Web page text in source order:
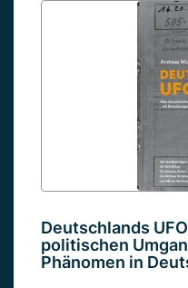
Deutschlands
politischen
Phänomen in